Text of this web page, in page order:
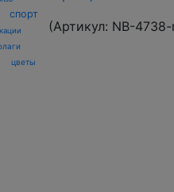
спорт
цветы
(Артикул: NB-4738-